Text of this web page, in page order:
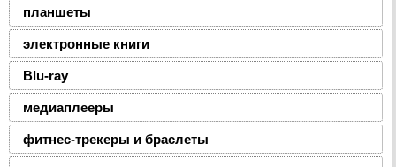
планшеты
электронные книги
Blu-ray
медиаплееры
фитнес-трекеры и браслеты